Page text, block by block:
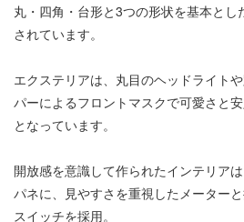
丸・四角・台形と3つの形状を基本と
されています。
エクステリアは、丸目のヘッドライト
パーによるフロントマスクで可愛さと
となっています。
開放感を意識して作られたインテリア
パネに、見やすさを重視したメーター
スイッチを採用。